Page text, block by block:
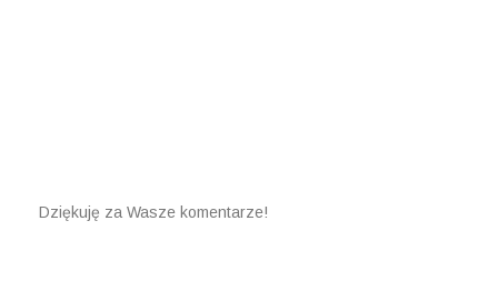
Dziękuję za Wasze komentarze!